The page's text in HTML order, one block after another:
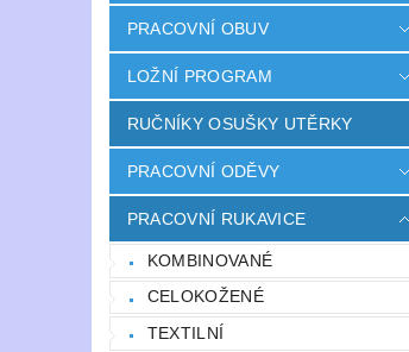
PRACOVNÍ OBUV
LOŽNÍ PROGRAM
RUČNÍKY OSUŠKY UTĚRKY
PRACOVNÍ ODĚVY
PRACOVNÍ RUKAVICE
KOMBINOVANÉ
CELOKOŽENÉ
TEXTILNÍ